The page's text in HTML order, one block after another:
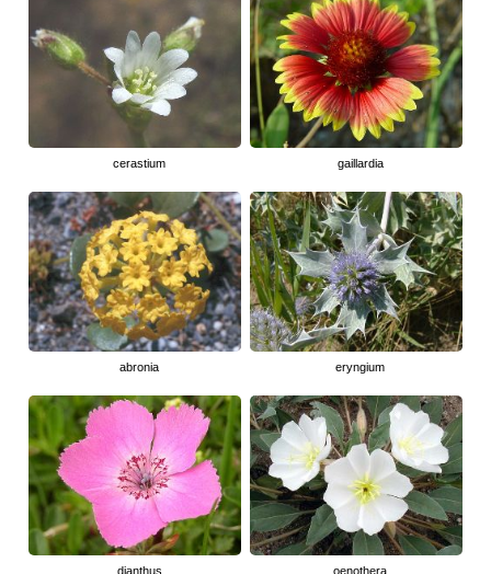
cerastium gaillardia
abronia eryngium
dianthus oenothera